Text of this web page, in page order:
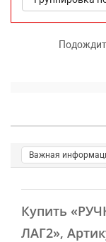
Важная
Купить
ЛАГ2»,